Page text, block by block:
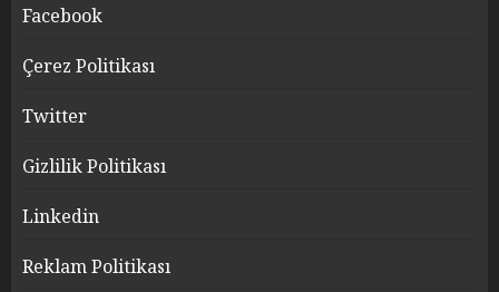
Facebook
Çerez Politikası
Twitter
Gizlilik Politikası
Linkedin
Reklam Politikası